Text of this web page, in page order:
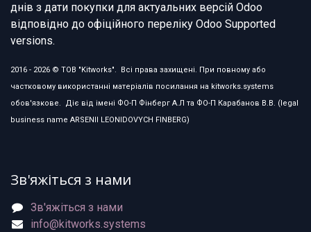
днів з дати покупки для актуальних версій Odoo
відповідно до офіційного переліку Odoo Supported
versions.
2016 - 2026 © ТОВ "Kitworks". Всі права захищені. При повному або
частковому використанні матеріалів посилання на kitworks.systems
обов'язкове. Діє від імені ФО-П Фінберг А.Л та ФО-П Карабанов В.В. (legal
business name ARSENII LEONIDOVYCH FINBERG)
Зв'яжіться з нами
Зв'яжіться з нами
info@kitworks.systems